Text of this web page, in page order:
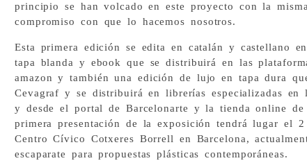
principio se han volcado en este proyecto con la
compromiso con que lo hacemos nosotros.
Esta primera edición se edita en catalán y castellano
tapa blanda y ebook que se distribuirá en las
amazon y también una edición de lujo en tapa dura
Cevagraf y se distribuirá en librerías especializadas en
y desde el portal de Barcelonarte y la tienda online
primera presentación de la exposición tendrá lugar el
Centro Cívico Cotxeres Borrell en Barcelona,
escaparate para propuestas plásticas contemporáneas.